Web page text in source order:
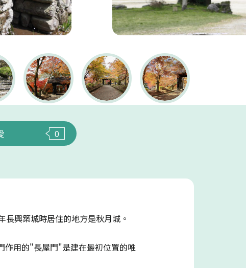
0
興築城時居住的地方是秋月城。
作用的"長屋門"是建在最初位置的唯